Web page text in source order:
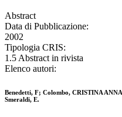
Abstract
Data di Pubblicazione:
2002
Tipologia CRIS:
1.5 Abstract in rivista
Elenco autori:
Benedetti, F; Colombo, CRISTINA
Smeraldi, E.